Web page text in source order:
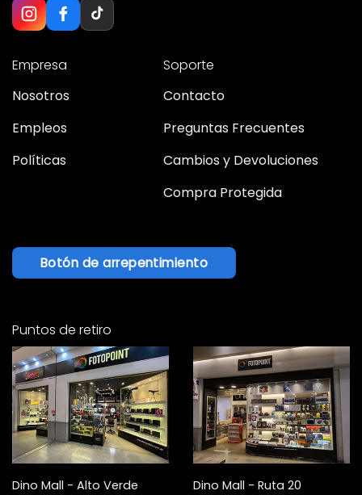
Empresa
Nosotros
Empleos
Políticas
Soporte
Contacto
Preguntas Frecuentes
Cambios y Devoluciones
Compra Protegida
Botón de arrepentimiento
Puntos de retiro
Dino Mall - Alto Verde
Dino Mall - Ruta 20